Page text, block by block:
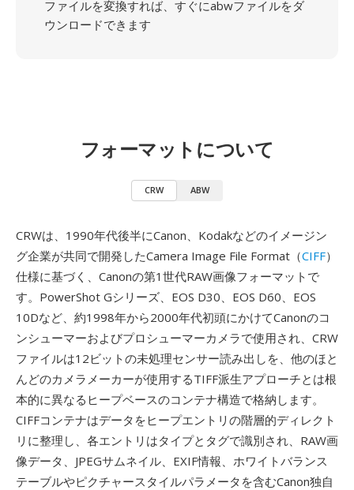
ファイルを変換すれば、すぐにabwファイルをダ
ウンロードできます
フォーマットについて
CRW ABW
CRWは、1990年代後半にCanon、Kodakなどのイメージン
グ企業が共同で開発したCamera Image File Format（CIFF）
仕様に基づく、Canonの第1世代RAW画像フォーマットで
す。PowerShot Gシリーズ、EOS D30、EOS D60、EOS
10Dなど、約1998年から2000年代初頭にかけてCanonのコ
ンシューマーおよびプロシューマーカメラで使用され、CRW
ファイルは12ビットの未処理センサー読み出しを、他のほと
んどのカメラメーカーが使用するTIFF派生アプローチとは根
本的に異なるヒープベースのコンテナ構造で格納します。
CIFFコンテナはデータをヒープエントリの階層的ディレクト
リに整理し、各エントリはタイプとタグで識別され、RAW画
像データ、JPEGサムネイル、EXIF情報、ホワイトバランス
テーブルやピクチャースタイルパラメータを含むCanon独自